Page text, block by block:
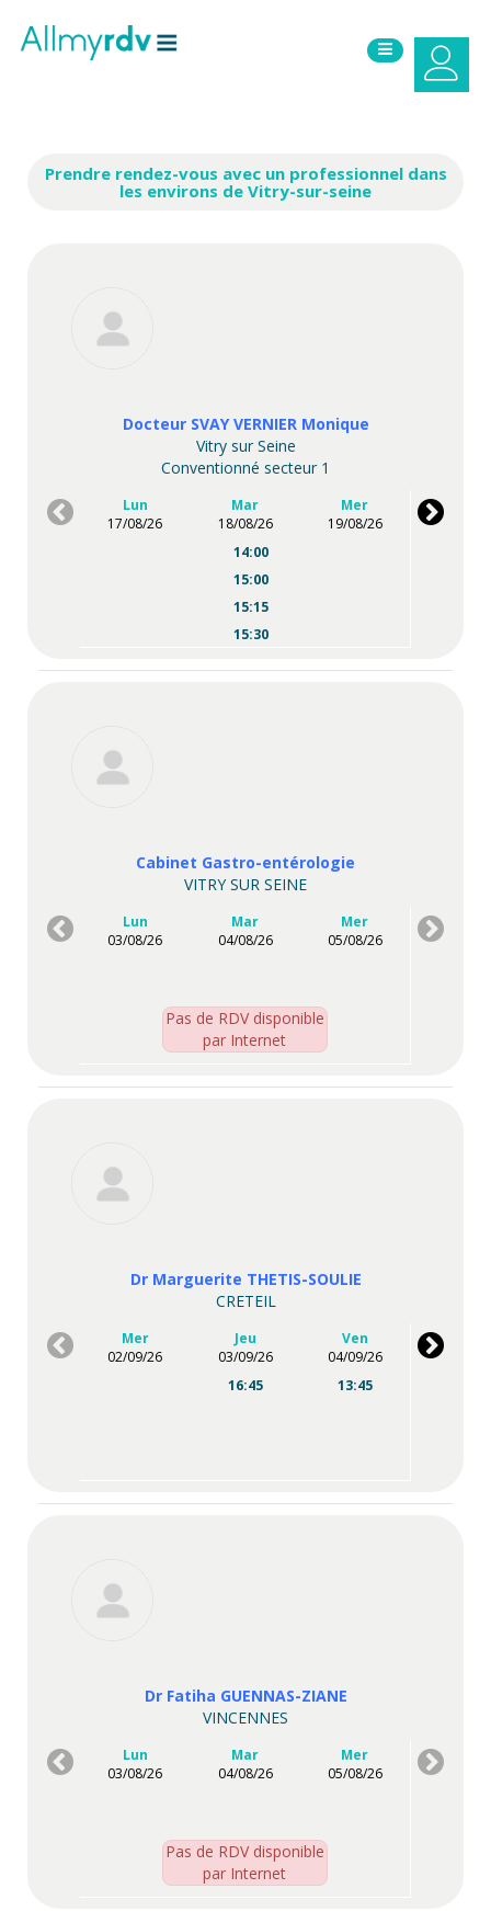
Prendre rendez-vous avec un professionnel dans
les environs de Vitry-sur-seine
Docteur SVAY VERNIER Monique
Vitry sur Seine
Conventionné secteur 1
Lun
17/08/26
Mar
18/08/26
Mer
19/08/26
14:00
15:00
15:15
15:30
Cabinet Gastro-entérologie
VITRY SUR SEINE
Lun
03/08/26
Mar
04/08/26
Mer
05/08/26
Pas de RDV disponible
par Internet
Dr Marguerite THETIS-SOULIE
CRETEIL
Mer
02/09/26
Jeu
03/09/26
Ven
04/09/26
16:45
13:45
Dr Fatiha GUENNAS-ZIANE
VINCENNES
Lun
03/08/26
Mar
04/08/26
Mer
05/08/26
Pas de RDV disponible
par Internet